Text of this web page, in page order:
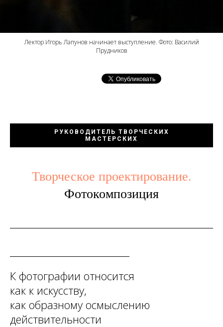
Лектор Игорь Лапунов начинает выступление. Фото: Василий
Прудников
РУКОВОДИТЕЛЬ ТВОРЧЕСКИХ
МАСТЕРСКИХ
Творческое проектирование.
Фотокомпозиция
К фотографии относится
как к искусству,
как образному осмыслению
действительности